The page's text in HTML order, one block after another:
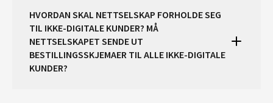
HVORDAN SKAL NETTSELSKAP FORHOLDE SEG
TIL IKKE-DIGITALE KUNDER? MÅ
NETTSELSKAPET SENDE UT
BESTILLINGSSKJEMAER TIL ALLE IKKE-DIGITALE
KUNDER?